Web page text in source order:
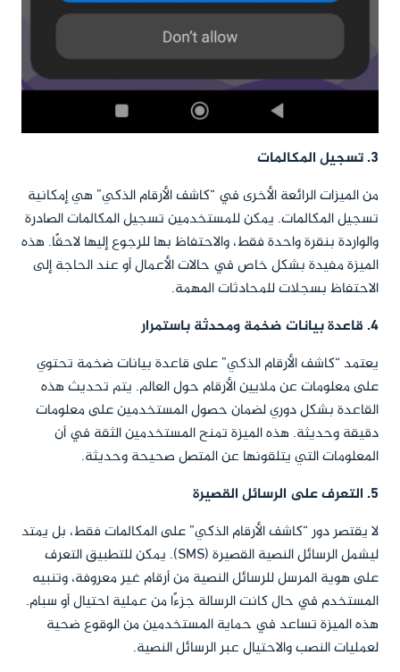
3. تسجيل المكالمات
من الميزات الرائعة الأخرى في “كاشف الأرقام الذكي” هي إمكانية
تسجيل المكالمات. يمكن للمستخدمين تسجيل المكالمات الصادرة
والواردة بنقرة واحدة فقط، والاحتفاظ بها للرجوع إليها لاحقًا. هذه
الميزة مفيدة بشكل خاص في حالات الأعمال أو عند الحاجة إلى
الاحتفاظ بسجلات للمحادثات المهمة.
4. قاعدة بيانات ضخمة ومحدثة باستمرار
يعتمد “كاشف الأرقام الذكي” على قاعدة بيانات ضخمة تحتوي
على معلومات عن ملايين الأرقام حول العالم. يتم تحديث هذه
القاعدة بشكل دوري لضمان حصول المستخدمين على معلومات
دقيقة وحديثة. هذه الميزة تمنح المستخدمين الثقة في أن
المعلومات التي يتلقونها عن المتصل صحيحة وحديثة.
5. التعرف على الرسائل القصيرة
لا يقتصر دور “كاشف الأرقام الذكي” على المكالمات فقط، بل يمتد
ليشمل الرسائل النصية القصيرة (SMS). يمكن للتطبيق التعرف
على هوية المرسل للرسائل النصية من أرقام غير معروفة، وتنبيه
المستخدم في حال كانت الرسالة جزءًا من عملية احتيال أو سبام.
هذه الميزة تساعد في حماية المستخدمين من الوقوع ضحية
لعمليات النصب والاحتيال عبر الرسائل النصية.